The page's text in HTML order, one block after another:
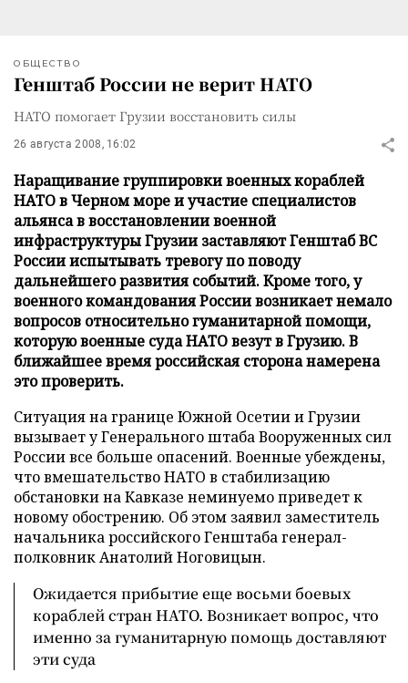
ОБЩЕСТВО
Генштаб России не верит НАТО
НАТО помогает Грузии восстановить силы
26 августа 2008, 16:02
Наращивание группировки военных кораблей
НАТО в Черном море и участие специалистов
альянса в восстановлении военной
инфраструктуры Грузии заставляют Генштаб ВС
России испытывать тревогу по поводу
дальнейшего развития событий. Кроме того, у
военного командования России возникает немало
вопросов относительно гуманитарной помощи,
которую военные суда НАТО везут в Грузию. В
ближайшее время российская сторона намерена
это проверить.
Ситуация на границе Южной Осетии и Грузии
вызывает у Генерального штаба Вооруженных сил
России все больше опасений. Военные убеждены,
что вмешательство НАТО в стабилизацию
обстановки на Кавказе неминуемо приведет к
новому обострению. Об этом заявил заместитель
начальника российского Генштаба генерал-
полковник Анатолий Ноговицын.
Ожидается прибытие еще восьми боевых
кораблей стран НАТО. Возникает вопрос, что
именно за гуманитарную помощь доставляют
эти суда